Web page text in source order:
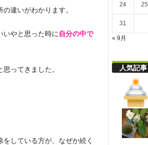
違いがわかります。
いやと思った時に 自分の中で
ってきました。
している方が、なぜか続く
24 25
31
« 9月
人気記事